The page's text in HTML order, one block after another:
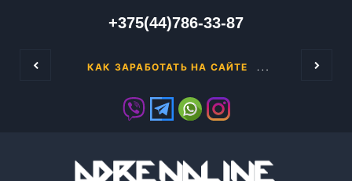
+375(44)786-33-87
можно проявить себя на бирже
В ИНТЕРНЕТЕ Я устала. Заканчивается
КАК ЗАРАБОТАТЬ НА САЙТЕ Интернет